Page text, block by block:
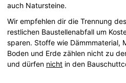
auch Natursteine.
Wir empfehlen dir die Trennung
restlichen Baustellenabfall um
sparen. Stoffe wie Dämmmaterial,
Boden und Erde zählen nicht zu
und dürfen nicht in den